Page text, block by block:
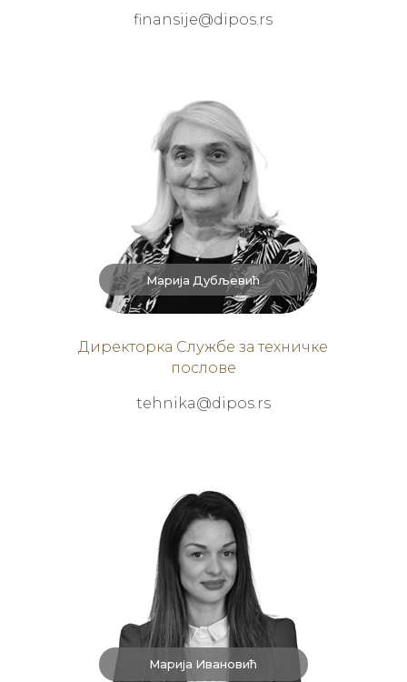
finansije@dipos.rs
Марија Дубљевић
Директорка Службе за техничке
послове
tehnika@dipos.rs
Марија Ивановић